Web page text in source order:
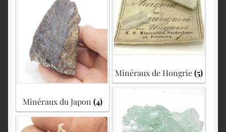
Minéraux de Hongrie(5)
Minéraux du Japon(4)